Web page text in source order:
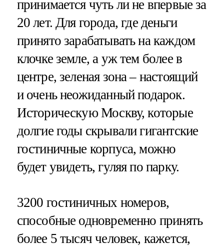
принимается чуть ли не впервые за
20 лет. Для города, где деньги
принято зарабатывать на каждом
клочке земле, а уж тем более в
центре, зеленая зона – настоящий
и очень неожиданный подарок.
Историческую Москву, которые
долгие годы скрывали гигантские
гостиничные корпуса, можно
будет увидеть, гуляя по парку.
3200 гостиничных номеров,
способные одновременно принять
более 5 тысяч человек, кажется,